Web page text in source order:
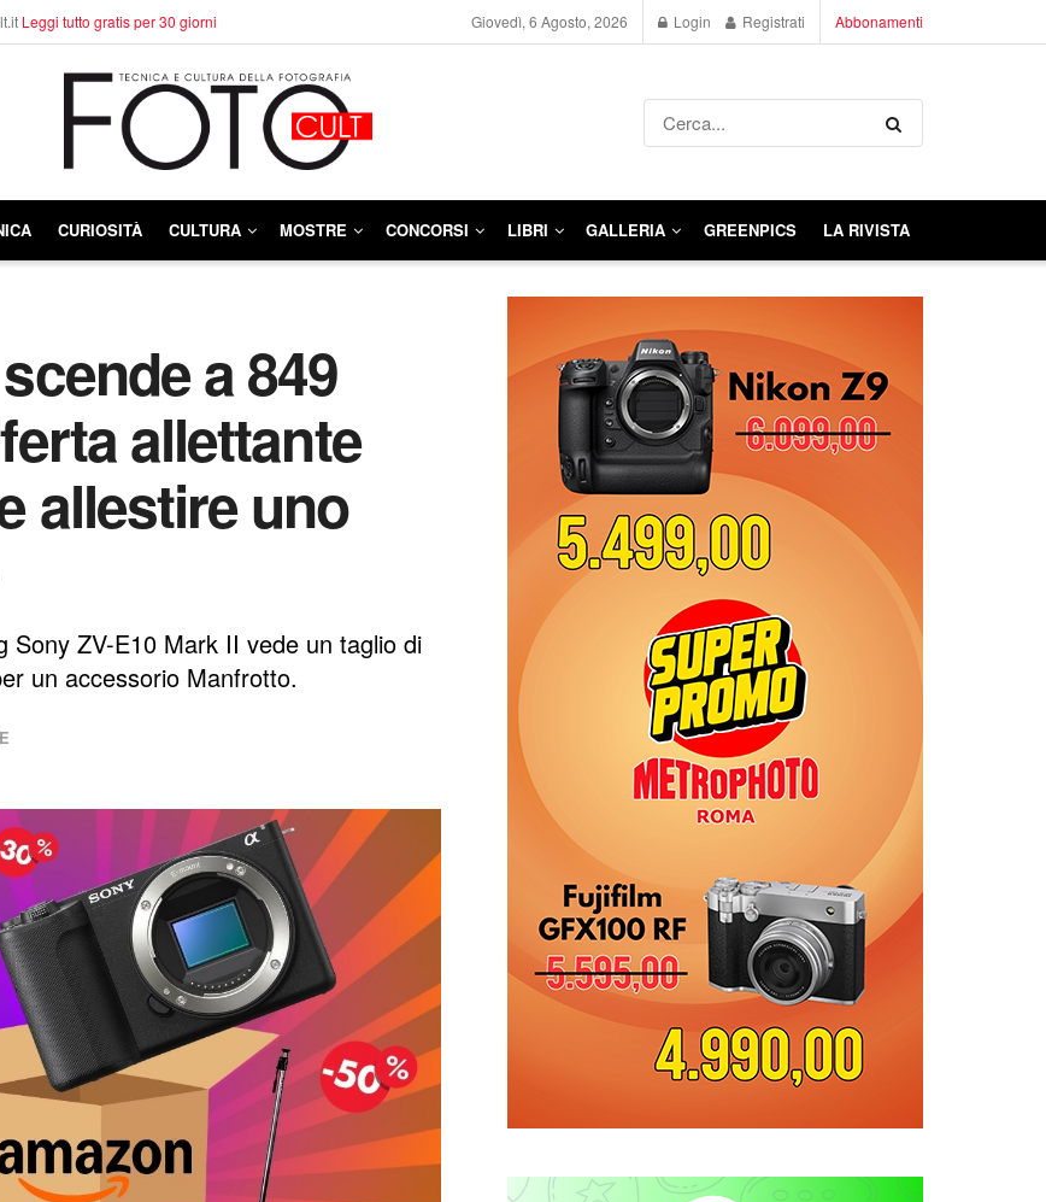
Leggi tutto gratis per 30 giorni Giovedì, 6 Agosto, 2026 Login Registrati Abbonamenti
CURIOSITÀ CULTURA MOSTRE CONCORSI LIBRI GALLERIA GREENPICS LA RIVISTA
a 849
allettante
allestire uno
Sony ZV-E10 Mark II vede un taglio di
un accessorio Manfrotto.